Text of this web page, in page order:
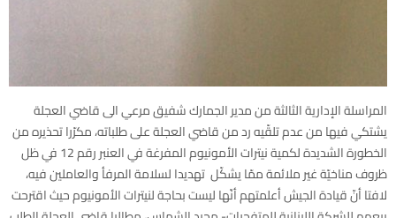
المراسلة الإدارية الثالثة من مدير الجمارك شفيق مرعي الى قاضي العجلة
يشتكي فيها من عدم تلقّيه رد من قاضي العجلة على طلباته، مكرّرا تحذيره من
الخطورة الشديدة لكمية نيترات الأمونيوم المفرغة في العنبر رقم 12 في ظل
ظروف مناخيّة غير ملائمة ممّا يشكّل تهديدا لسلامة المرفأ والعاملين فيه،
لافتا أنّ قيادة الجيش أعلمتهم أنّها ليست بحاجة لنيترات الأمونيوم حيث اقترحت